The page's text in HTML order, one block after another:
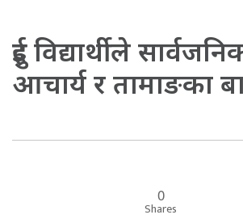
दुई विद्यार्थीले
आचार्य र तामाङका
0
Shares